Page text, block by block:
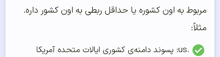
مربوط به اون کشوره یا حداقل ربطی به اون کشور داره.
مثلاً:
.us: پسوند دامنه‌ی کشوری ایالات متحده آمریکا